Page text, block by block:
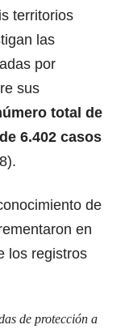
territorios
las
por
sus
total de
6.402 casos
de
en
los registros
de protección a